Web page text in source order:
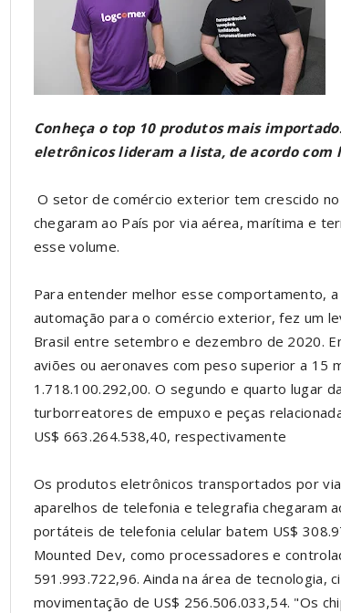
Conheça o top 10 produtos mais
eletrônicos lideram a lista, de acordo com
O setor de comércio exterior tem crescido
chegaram ao País por via aérea, marítima e
esse volume.
Para entender melhor esse comportamento,
automação para o comércio exterior, fez um
Brasil entre setembro e dezembro de 2020.
aviões ou aeronaves com peso superior a 15
1.718.100.292,00. O segundo e quarto lugar
turborreatores de empuxo e peças
US$ 663.264.538,40, respectivamente
Os produtos eletrônicos transportados por
aparelhos de telefonia e telegrafia chegaram
portáteis de telefonia celular batem US$
Mounted Dev, como processadores e
591.993.722,96. Ainda na área de
movimentação de US$ 256.506.033,54. "Os